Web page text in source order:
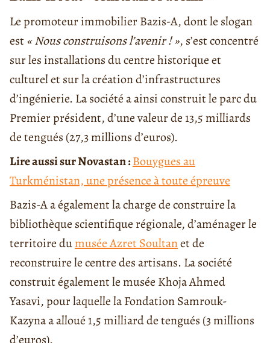
Le promoteur immobilier Bazis-A, dont le slogan
est« Nous construisons l’avenir ! », s’est concentré
sur les installations du centre historique et
culturel et sur la création d’infrastructures
d’ingénierie. La société a ainsi construit le parc du
Premier président, d’une valeur de 13,5 milliards
de tengués (27,3 millions d’euros).
Lire aussi sur Novastan :Bouygues au
Turkménistan, une présence à toute épreuve
Bazis-A a également la charge de construire la
bibliothèque scientifique régionale, d’aménager le
territoire dumusée Azret Soultanet de
reconstruire le centre des artisans. La société
construit également le musée Khoja Ahmed
Yasavi, pour laquelle la Fondation Samrouk-
Kazyna a alloué 1,5 milliard de tengués (3 millions